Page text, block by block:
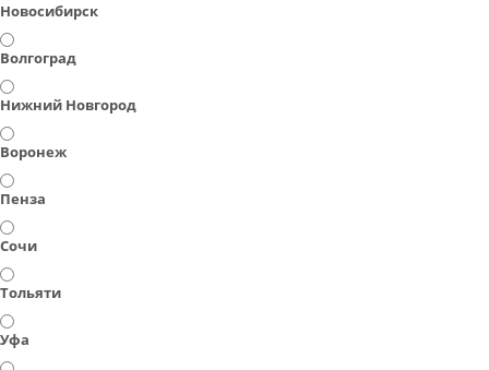
Новосибирск
Волгоград
Нижний Новгород
Воронеж
Пенза
Сочи
Тольяти
Уфа